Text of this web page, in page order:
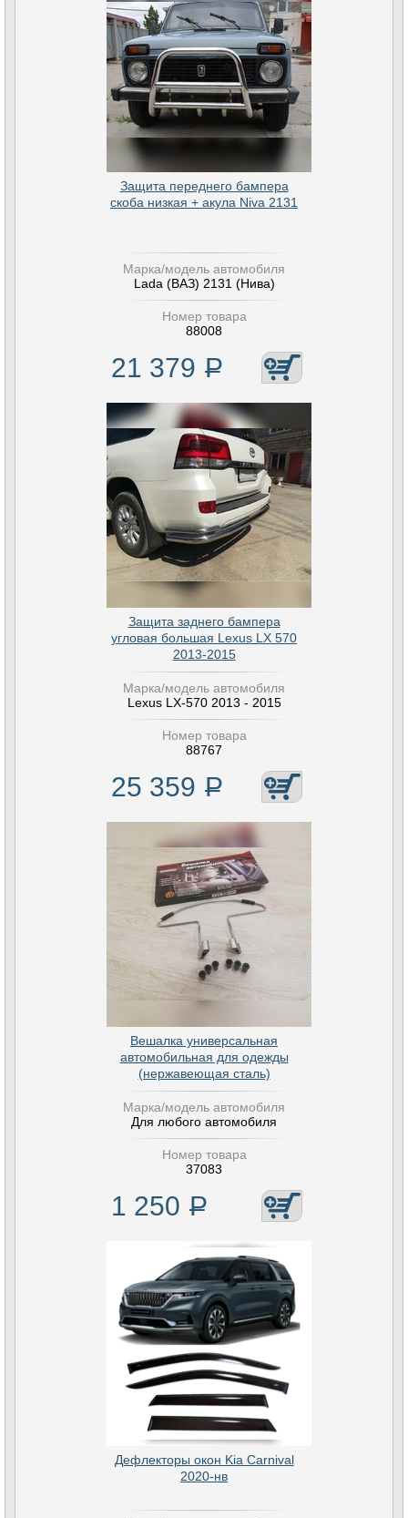
Защита переднего бампера
скоба низкая + акула Niva 2131
Марка/модель автомобиля
Lada (ВАЗ) 2131 (Нива)
Номер товара
88008
21 379 Р
Защита заднего бампера
угловая большая Lexus LX 570
2013-2015
Марка/модель автомобиля
Lexus LX-570 2013 - 2015
Номер товара
88767
25 359 Р
Вешалка универсальная
автомобильная для одежды
(нержавеющая сталь)
Марка/модель автомобиля
Для любого автомобиля
Номер товара
37083
1 250 Р
Дефлекторы окон Kia Carnival
2020-нв